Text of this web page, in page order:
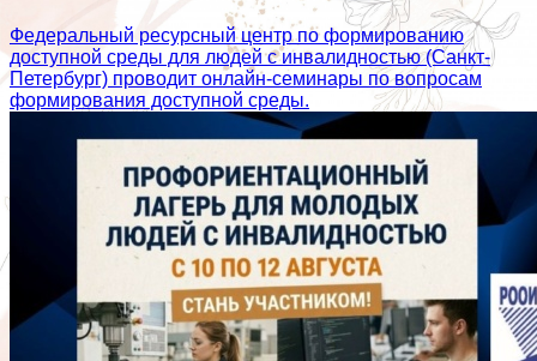
Федеральный ресурсный центр по формированию
доступной среды для людей с инвалидностью (Санкт-
Петербург) проводит онлайн-семинары по вопросам
формирования доступной среды.